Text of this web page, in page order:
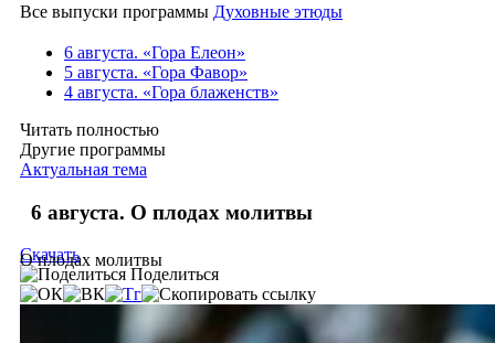
Все выпуски программы Духовные этюды
6 августа. «Гора Елеон»
5 августа. «Гора Фавор»
4 августа. «Гора блаженств»
Читать полностью
Другие программы
Актуальная тема
6 августа. О плодах молитвы
О плодах молитвы
Скачать
Поделиться